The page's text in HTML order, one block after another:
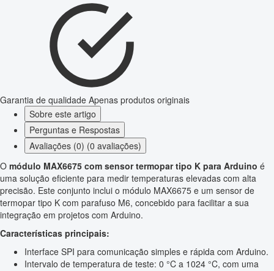
Garantia de qualidade Apenas produtos originais
Sobre este artigo
Perguntas e Respostas
Avaliações (0) (0 avaliações)
O módulo MAX6675 com sensor termopar tipo K para Arduino é
uma solução eficiente para medir temperaturas elevadas com alta
precisão. Este conjunto inclui o módulo MAX6675 e um sensor de
termopar tipo K com parafuso M6, concebido para facilitar a sua
integração em projetos com Arduino.
Características principais:
Interface SPI para comunicação simples e rápida com Arduino.
Intervalo de temperatura de teste: 0 °C a 1024 °C, com uma